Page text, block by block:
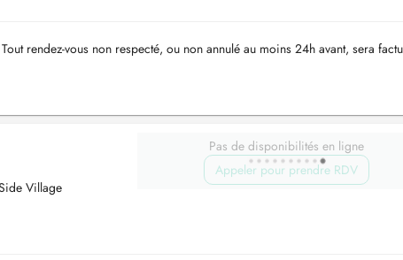
rendez-vous non respecté, ou non annulé au moins 24h avant, sera
Village
Pas de disponibilités en ligne
Appeler pour prendre RDV